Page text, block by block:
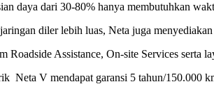
daya dari 30-80% hanya membutuhkan
diler lebih luas, Neta juga
Roadside Assistance, On-site Services serta
Neta V mendapat garansi 5 tahun/150.000